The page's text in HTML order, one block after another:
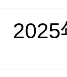
2025